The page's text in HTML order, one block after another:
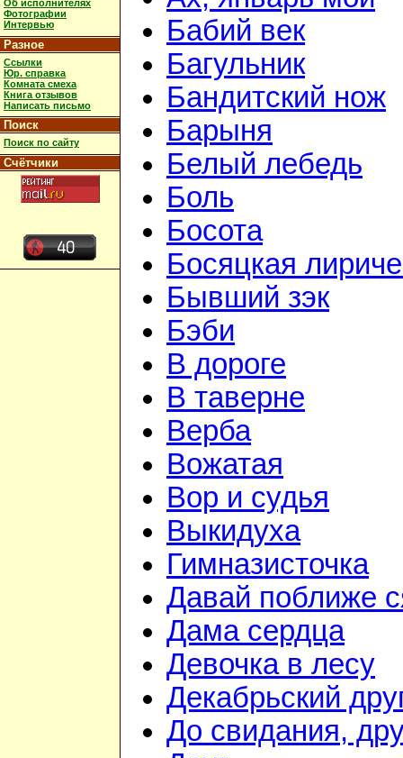
Об исполнителях
Фотографии
Интервью
Разное
Ссылки
Юр. справка
Комната смеха
Книга отзывов
Написать письмо
Поиск
Поиск по сайту
Счётчики
Бабий век
Багульник
Бандитский нож
Барыня
Белый лебедь
Боль
Босота
Босяцкая
Бывший зэк
Бэби
В дороге
В таверне
Верба
Вожатая
Вор и судья
Выкидуха
Гимназисточка
Давай поближе
Дама сердца
Девочка в лесу
Декабрьский
До свидания,